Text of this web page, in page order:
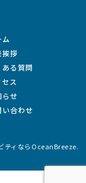
ム
挨拶
ある質問
ス
らせ
い合わせ
ティならOceanBreeze.